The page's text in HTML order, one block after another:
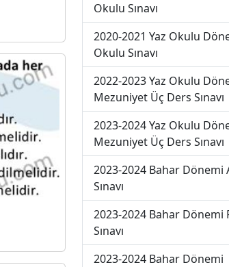
Okulu Sınavı
2020-2021 Yaz Okulu
Okulu Sınavı
2022-2023 Yaz Okulu
Mezuniyet Üç Ders Sınavı
2023-2024 Yaz Okulu
Mezuniyet Üç Ders Sınavı
2023-2024 Bahar Dönemi
Sınavı
2023-2024 Bahar Dönemi
Sınavı
2023-2024 Bahar Dönemi